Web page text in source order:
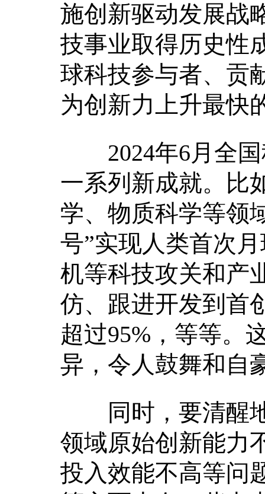
施创新驱动发展战
技事业取得历史性
球科技参与者、贡
为创新力上升最快
2024年6月全国
一系列新成就。比
学、物质科学等领
号”实现人类首次
机等科技攻关和产
仿、跟进开发到首
超过95%，等等。
异，令人鼓舞和自
同时，要清醒地
领域原始创新能力
投入效能不高等问